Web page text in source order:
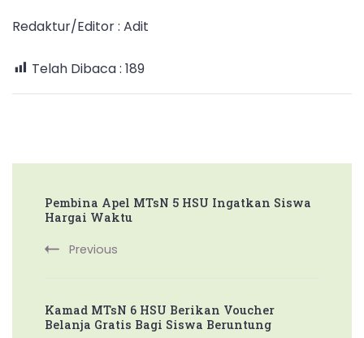
Redaktur/Editor : Adit
Telah Dibaca : 189
Navigation
Pembina Apel MTsN 5 HSU Ingatkan Siswa
Hargai Waktu
Previous
Kamad MTsN 6 HSU Berikan Voucher
Belanja Gratis Bagi Siswa Beruntung